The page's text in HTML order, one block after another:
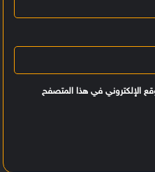
الإلكتروني في هذا المتصفح